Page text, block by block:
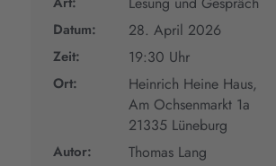
Datum: 28. April 2026
Zeit: 19:30 Uhr
Ort:
Heinrich Heine Haus,
Am Ochsenmarkt 1a
21335 Lüneburg
Autor: Thomas Lang